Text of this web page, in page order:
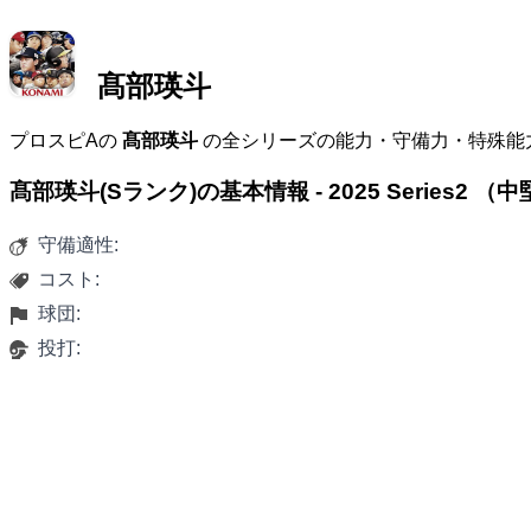
髙部瑛斗
プロスピAの 髙部瑛斗 の全シリーズの能力・守備力・特殊
髙部瑛斗(Sランク)の基本情報 - 2025 Series2 （中
守備適性:
コスト:
球団:
投打: